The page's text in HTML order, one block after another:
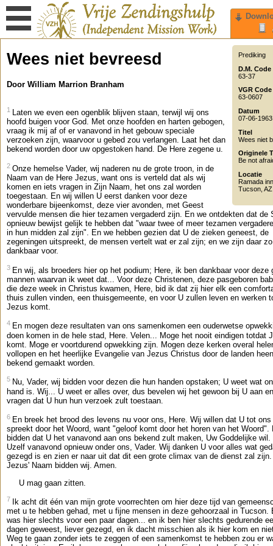
Prediking
D.M. Code
63-37
VGR Code
63-0607
Datum
07-06-
Titel
Wees niet
Originele
Be not
Locatie
Ramada inn
Tucson AZ
Wees niet bevreesd
Door William Marrion Branham
1 Laten we even een ogenblik blijven staan, terwijl wij ons
hoofd buigen voor God. Met onze hoofden en harten gebogen,
vraag ik mij af of er vanavond in het gebouw speciale
verzoeken zijn, waarvoor u gebed zou verlangen. Laat het dan
bekend worden door uw opgestoken hand. De Here zegene u.
2 Onze hemelse Vader, wij naderen nu de grote troon, in de
Naam van de Here Jezus, want ons is verteld dat als wij
komen en iets vragen in Zijn Naam, het ons zal worden
toegestaan. En wij willen U eerst danken voor deze
wonderbare bijeenkomst, deze vier avonden, met Geest
vervulde mensen die hier tezamen vergaderd zijn. En we ontdekten dat de
opnieuw bewijst gelijk te hebben dat "waar twee of meer tezamen
in hun midden zal zijn". En we hebben gezien dat U de zieken geneest, de
zegeningen uitspreekt, de mensen vertelt wat er zal zijn; en we zijn daar zo
dankbaar voor.
3 En wij, als broeders hier op het podium; Here, ik ben dankbaar voor deze
mannen waarvan ik weet dat... Voor deze Christenen, deze pasgeboren
die deze week in Christus kwamen, Here, bid ik dat zij hier elk een
thuis zullen vinden, een thuisgemeente, en voor U zullen leven en werken
Jezus komt.
4 En mogen deze resultaten van ons samenkomen een ouderwetse
doen komen in de hele stad, Here. Velen... Moge het nooit eindigen totdat
komt. Moge er voortdurend opwekking zijn. Mogen deze kerken overal
vollopen en het heerlijke Evangelie van Jezus Christus door de landen heen
bekend gemaakt worden.
5 Nu, Vader, wij bidden voor dezen die hun handen opstaken; U weet wat
hand is. Wij... U weet er alles over, dus bevelen wij het gewoon bij U aan en
vragen dat U hun hun verzoek zult toestaan.
6 En breek het brood des levens nu voor ons, Here. Wij willen dat U tot ons
spreekt door het Woord, want "geloof komt door het horen van het Woord".
bidden dat U het vanavond aan ons bekend zult maken, Uw Goddelijke wil.
Uzelf vanavond opnieuw onder ons, Vader. Wij danken U voor alles wat
gezegd is en zien er naar uit dat dit een grote climax van de dienst zal
Jezus' Naam bidden wij. Amen.
U mag gaan zitten.
7
Ik acht dit één van mijn grote voorrechten om hier deze tijd van
met u te hebben gehad, met u fijne mensen in deze gehoorzaal in Tucson.
was hier slechts voor een paar dagen... en ik ben hier slechts gedurende
dagen geweest, liever gezegd, en ik dacht misschien als ik hier kom en
Weg te gaan zonder iets te zeggen of een samenkomst te hebben zou er